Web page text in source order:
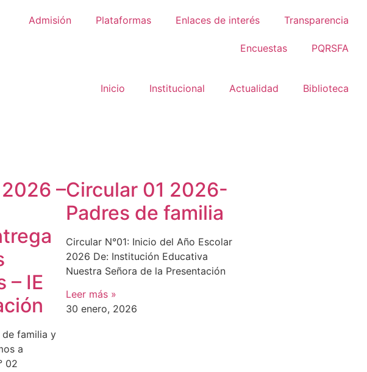
Admisión Plataformas Enlaces de interés Transparencia
Encuestas PQRSFA
Inicio Institucional Actualidad Biblioteca
–
– IE
de familia y
a
02
Circular 01 2026-
Padres de familia
Circular N°01: Inicio del Año Escolar
2026 De: Institución Educativa
Nuestra Señora de la Presentación
Leer más »
30 enero, 2026